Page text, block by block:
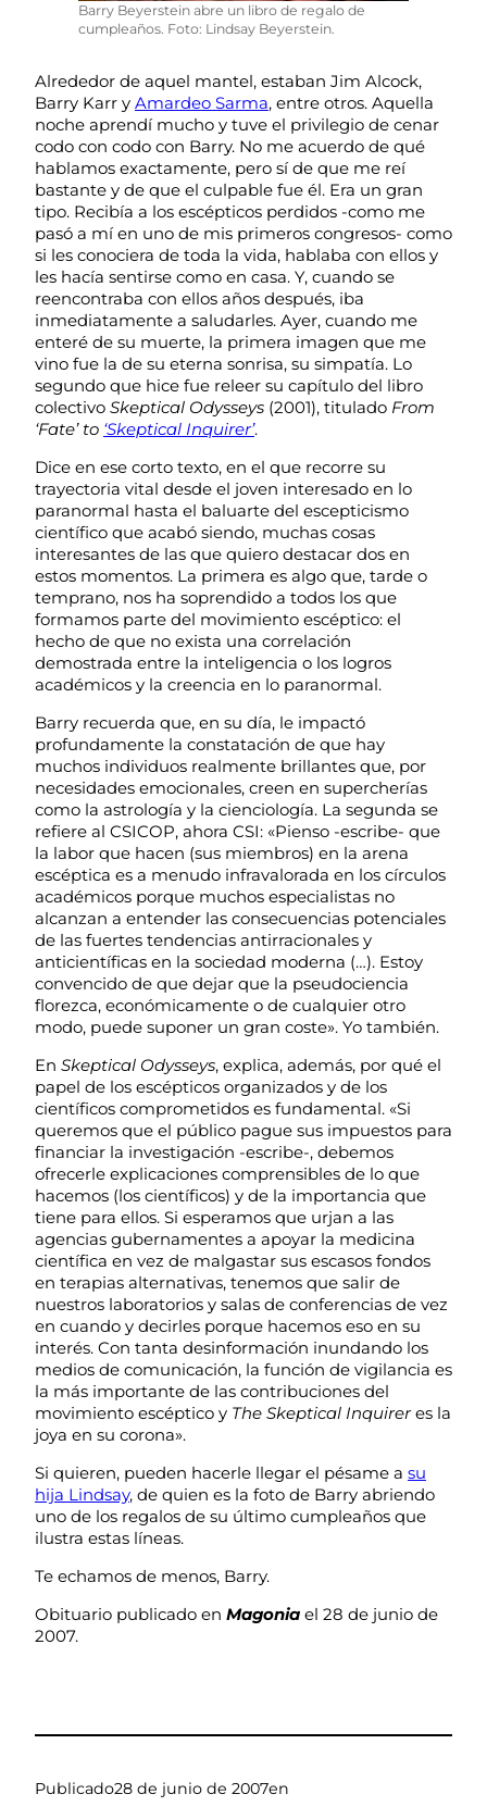
Barry Beyerstein abre un libro de regalo de
cumpleaños. Foto: Lindsay Beyerstein.
Alrededor de aquel mantel, estaban Jim Alcock,
Barry Karr y Amardeo Sarma, entre otros. Aquella
noche aprendí mucho y tuve el privilegio de cenar
codo con codo con Barry. No me acuerdo de qué
hablamos exactamente, pero sí de que me reí
bastante y de que el culpable fue él. Era un gran
tipo. Recibía a los escépticos perdidos -como me
pasó a mí en uno de mis primeros congresos- como
si les conociera de toda la vida, hablaba con ellos y
les hacía sentirse como en casa. Y, cuando se
reencontraba con ellos años después, iba
inmediatamente a saludarles. Ayer, cuando me
enteré de su muerte, la primera imagen que me
vino fue la de su eterna sonrisa, su simpatía. Lo
segundo que hice fue releer su capítulo del libro
colectivo Skeptical Odysseys (2001), titulado From
‘Fate’ to ‘Skeptical Inquirer’.
Dice en ese corto texto, en el que recorre su
trayectoria vital desde el joven interesado en lo
paranormal hasta el baluarte del escepticismo
científico que acabó siendo, muchas cosas
interesantes de las que quiero destacar dos en
estos momentos. La primera es algo que, tarde o
temprano, nos ha soprendido a todos los que
formamos parte del movimiento escéptico: el
hecho de que no exista una correlación
demostrada entre la inteligencia o los logros
académicos y la creencia en lo paranormal.
Barry recuerda que, en su día, le impactó
profundamente la constatación de que hay
muchos individuos realmente brillantes que, por
necesidades emocionales, creen en supercherías
como la astrología y la cienciología. La segunda se
refiere al CSICOP, ahora CSI: «Pienso -escribe- que
la labor que hacen (sus miembros) en la arena
escéptica es a menudo infravalorada en los círculos
académicos porque muchos especialistas no
alcanzan a entender las consecuencias potenciales
de las fuertes tendencias antirracionales y
anticientíficas en la sociedad moderna (…). Estoy
convencido de que dejar que la pseudociencia
florezca, económicamente o de cualquier otro
modo, puede suponer un gran coste». Yo también.
En Skeptical Odysseys, explica, además, por qué el
papel de los escépticos organizados y de los
científicos comprometidos es fundamental. «Si
queremos que el público pague sus impuestos para
financiar la investigación -escribe-, debemos
ofrecerle explicaciones comprensibles de lo que
hacemos (los científicos) y de la importancia que
tiene para ellos. Si esperamos que urjan a las
agencias gubernamentes a apoyar la medicina
científica en vez de malgastar sus escasos fondos
en terapias alternativas, tenemos que salir de
nuestros laboratorios y salas de conferencias de vez
en cuando y decirles porque hacemos eso en su
interés. Con tanta desinformación inundando los
medios de comunicación, la función de vigilancia es
la más importante de las contribuciones del
movimiento escéptico y The Skeptical Inquireres la
joya en su corona».
Si quieren, pueden hacerle llegar el pésame a su
hija Lindsay, de quien es la foto de Barry abriendo
uno de los regalos de su último cumpleaños que
ilustra estas líneas.
Te echamos de menos, Barry.
Obituario publicado en Magonia el 28 de junio de
2007.
Publicado28 de junio de 2007en